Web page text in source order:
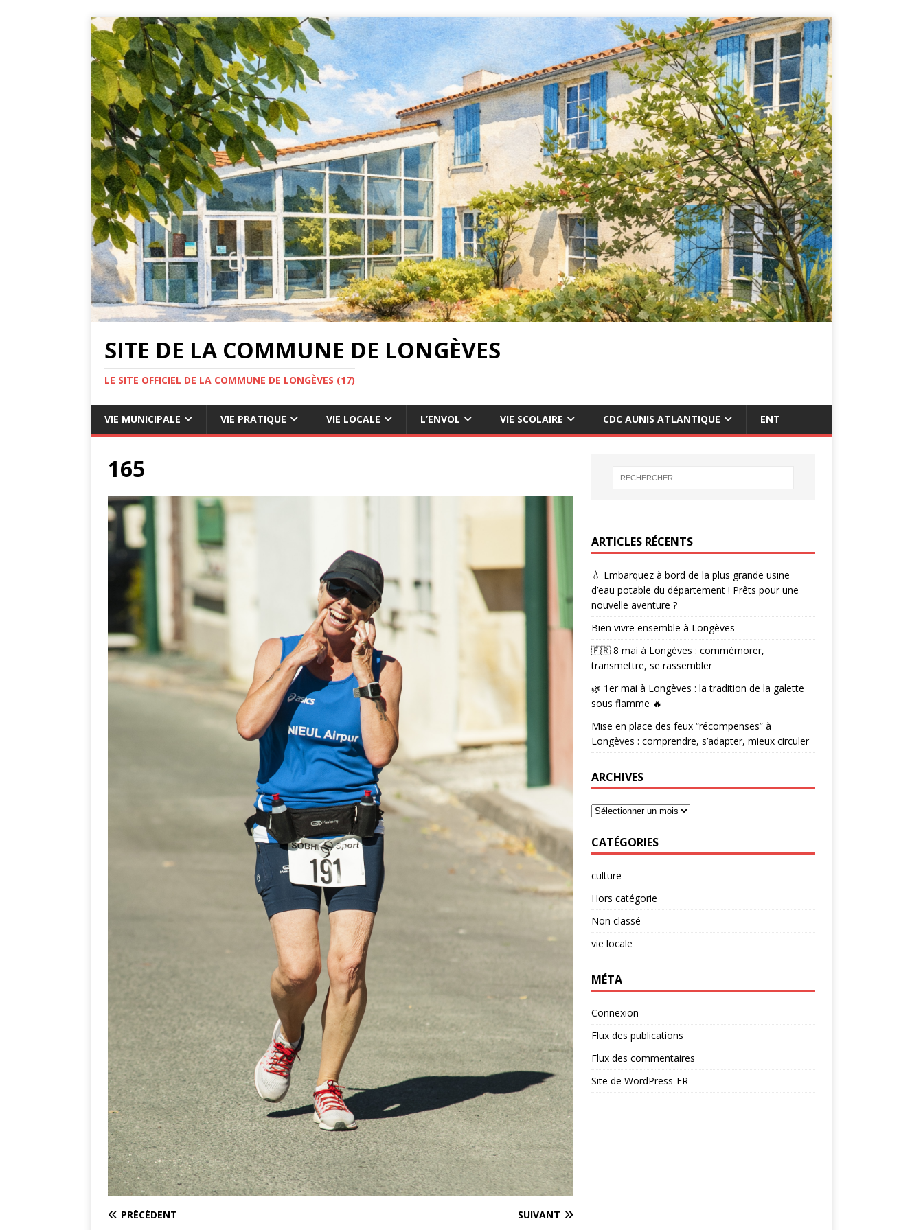
SITE DE LA COMMUNE DE LONGÈVES
LE SITE OFFICIEL DE LA COMMUNE DE LONGÈVES (17)
VIE MUNICIPALE VIE PRATIQUE VIE LOCALE L’ENVOL VIE SCOLAIRE CDC AUNIS ATLANTIQUE ENT
165
PRÉCÉDENT SUIVANT
ARTICLES RÉCENTS
💧 Embarquez à bord de la plus grande usine
d’eau potable du département ! Prêts pour une
nouvelle aventure ?
Bien vivre ensemble à Longèves
🇫🇷 8 mai à Longèves : commémorer,
transmettre, se rassembler
🌿 1er mai à Longèves : la tradition de la galette
sous flamme 🔥
Mise en place des feux “récompenses” à
Longèves : comprendre, s’adapter, mieux circuler
ARCHIVES
CATÉGORIES
culture
Hors catégorie
Non classé
vie locale
MÉTA
Connexion
Flux des publications
Flux des commentaires
Site de WordPress-FR